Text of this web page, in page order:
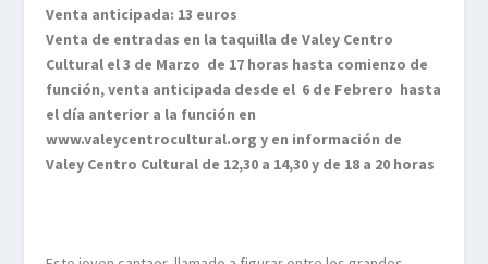
Venta anticipada: 13 euros
Venta de entradas en la taquilla de Valey Centro
Cultural el 3 de Marzo de 17 horas hasta comienzo de
función, venta anticipada desde el 6 de Febrero hasta
el día anterior a la función en
www.valeycentrocultural.org y en información de
Valey Centro Cultural de 12,30 a 14,30 y de 18 a 20 horas